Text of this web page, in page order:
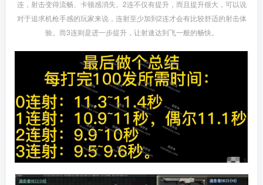
连，射击变得流畅、卡顿感消失。2连不仅有提升，而且提升很大，可以说
对于追求机枪手感的玩家来说，连射至少加到2连才会有比较舒适的射击体
验。而3连则是进一步提升，让射速达到飞一般的畅快。